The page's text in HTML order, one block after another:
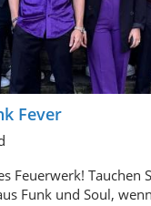
Fever
Feuerwerk! Tauchen
Funk und Soul,